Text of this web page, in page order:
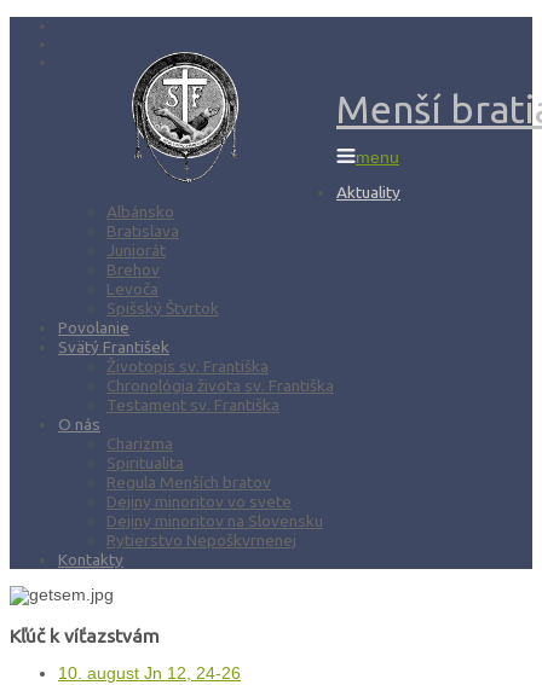
Menší
menu
Aktuality
Albánsko
Bratislava
Juniorát
Brehov
Levoča
Spišský Štvrtok
Povolanie
Svätý František
Životopis sv. Františka
Chronológia života sv. Františka
Testament sv. Františka
O nás
Charizma
Spiritualita
Regula Menších bratov
Dejiny minoritov vo svete
Dejiny minoritov na Slovensku
Rytierstvo Nepoškvrnenej
Kontakty
Kľúč k víťazstvám
10. august Jn 12, 24-26